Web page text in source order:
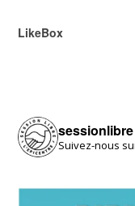
LikeBox
sessionlibre
Suivez-nous